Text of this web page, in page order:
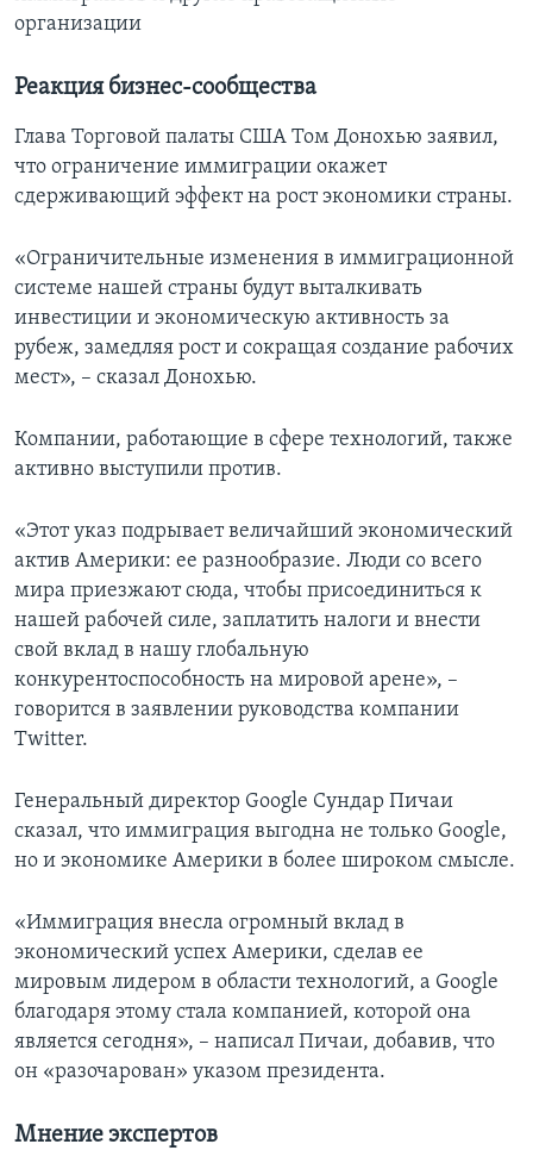
организации
Реакция бизнес-сообщества
Глава Торговой палаты США Том Донохью заявил,
что ограничение иммиграции окажет
сдерживающий эффект на рост экономики страны.
«Ограничительные изменения в иммиграционной
системе нашей страны будут выталкивать
инвестиции и экономическую активность за
рубеж, замедляя рост и сокращая создание рабочих
мест», – сказал Донохью.
Компании, работающие в сфере технологий, также
активно выступили против.
«Этот указ подрывает величайший экономический
актив Америки: ее разнообразие. Люди со всего
мира приезжают сюда, чтобы присоединиться к
нашей рабочей силе, заплатить налоги и внести
свой вклад в нашу глобальную
конкурентоспособность на мировой арене», –
говорится в заявлении руководства компании
Twitter.
Генеральный директор Google Сундар Пичаи
сказал, что иммиграция выгодна не только Google,
но и экономике Америки в более широком смысле.
«Иммиграция внесла огромный вклад в
экономический успех Америки, сделав ее
мировым лидером в области технологий, а Google
благодаря этому стала компанией, которой она
является сегодня», – написал Пичаи, добавив, что
он «разочарован» указом президента.
Мнение экспертов